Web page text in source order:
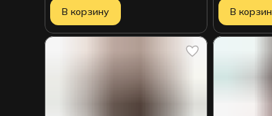
В корзину
В